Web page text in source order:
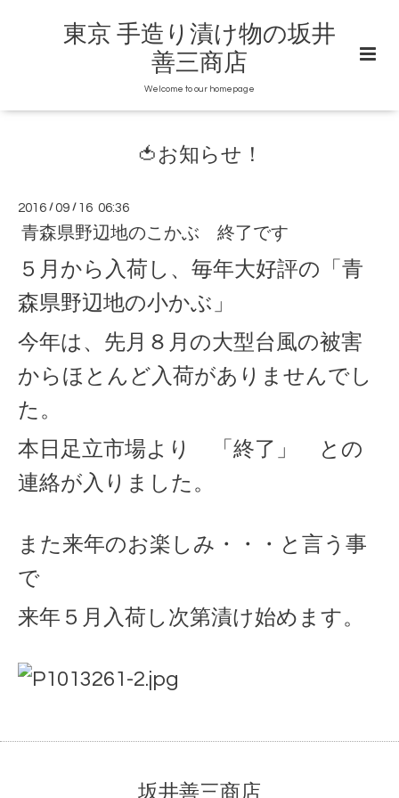
東京 手造り漬け物の坂井
善三商店
Welcome to our homepage
🍅お知らせ！
2016 /09 / 16 06:36
青森県野辺地のこかぶ 終了です
５月から入荷し、毎年大好評の「青
森県野辺地の小かぶ」
今年は、先月８月の大型台風の被害
からほとんど入荷がありませんでし
た。
本日足立市場より 「終了」 との
連絡が入りました。
また来年のお楽しみ・・・と言う事
で
来年５月入荷し次第漬け始めます。
坂井善三商店